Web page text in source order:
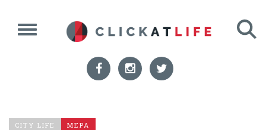
CITY LIFE ΜΕΡΑ